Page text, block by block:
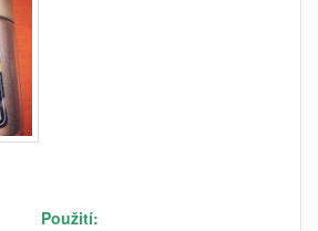
Použití: